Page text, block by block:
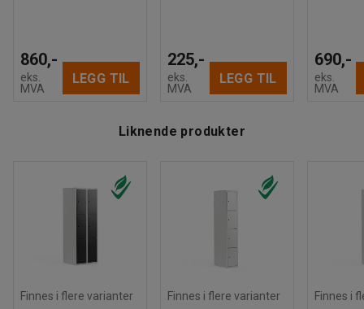
860,-
eks.
MVA
LEGG TIL
225,-
eks.
MVA
LEGG TIL
690,-
eks.
MVA
Liknende produkter
Finnes i flere varianter Finnes i flere varianter Finnes i